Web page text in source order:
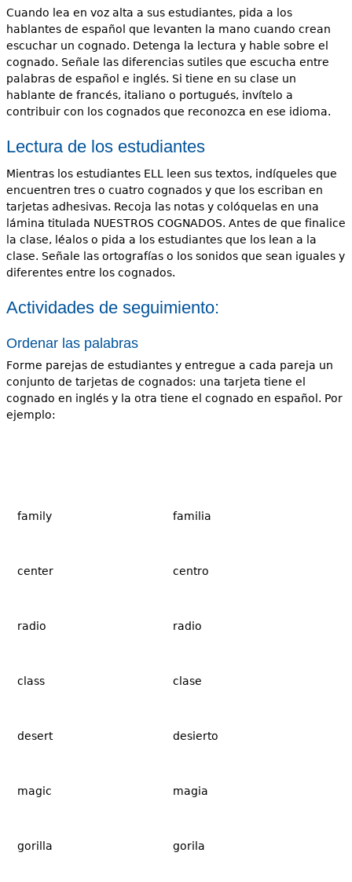
Cuando lea en voz alta a sus estudiantes, pida a los
hablantes de español que levanten la mano cuando crean
escuchar un cognado. Detenga la lectura y hable sobre el
cognado. Señale las diferencias sutiles que escucha entre
palabras de español e inglés. Si tiene en su clase un
hablante de francés, italiano o portugués, invítelo a
contribuir con los cognados que reconozca en ese idioma.
Lectura de los estudiantes
Mientras los estudiantes ELL leen sus textos, indíqueles que
encuentren tres o cuatro cognados y que los escriban en
tarjetas adhesivas. Recoja las notas y colóquelas en una
lámina titulada NUESTROS COGNADOS. Antes de que finalice
la clase, léalos o pida a los estudiantes que los lean a la
clase. Señale las ortografías o los sonidos que sean iguales y
diferentes entre los cognados.
Actividades de seguimiento:
Ordenar las palabras
Forme parejas de estudiantes y entregue a cada pareja un
conjunto de tarjetas de cognados: una tarjeta tiene el
cognado en inglés y la otra tiene el cognado en español. Por
ejemplo:
family familia
center centro
radio radio
class clase
desert desierto
magic magia
gorilla gorila